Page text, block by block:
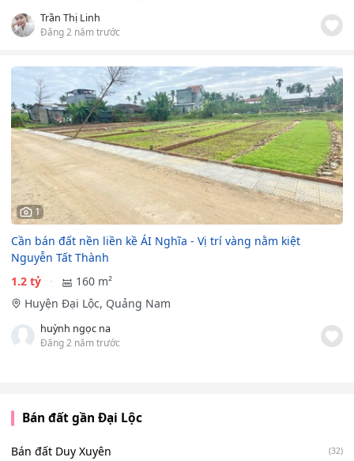
Trần Thị Linh
Đăng 2 năm trước
1
Cần bán đất nền liền kề ÁI Nghĩa - Vị trí vàng nằm kiệt
Nguyễn Tất Thành
1.2 tỷ
160 m²
Huyện Đại Lộc, Quảng Nam
huỳnh ngọc na
Đăng 2 năm trước
Bán đất gần Đại Lộc
Bán đất Duy Xuyên (32)